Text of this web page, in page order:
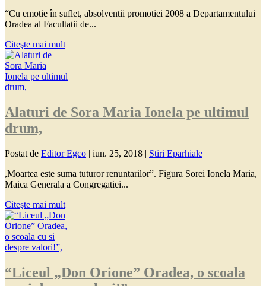
“Cu emotie în suflet, absolventii promotiei 2008 a Departamentului
Oradea al Facultatii de...
Citeşte mai mult
Alaturi de Sora Maria Ionela pe ultimul
drum,
Postat de Editor Egco | iun. 25, 2018 | Stiri Eparhiale
,Moartea este suma tuturor renuntarilor”. Figura Sorei Ionela Maria,
Maica Generala a Congregatiei...
Citeşte mai mult
“Liceul „Don Orione” Oradea, o scoala